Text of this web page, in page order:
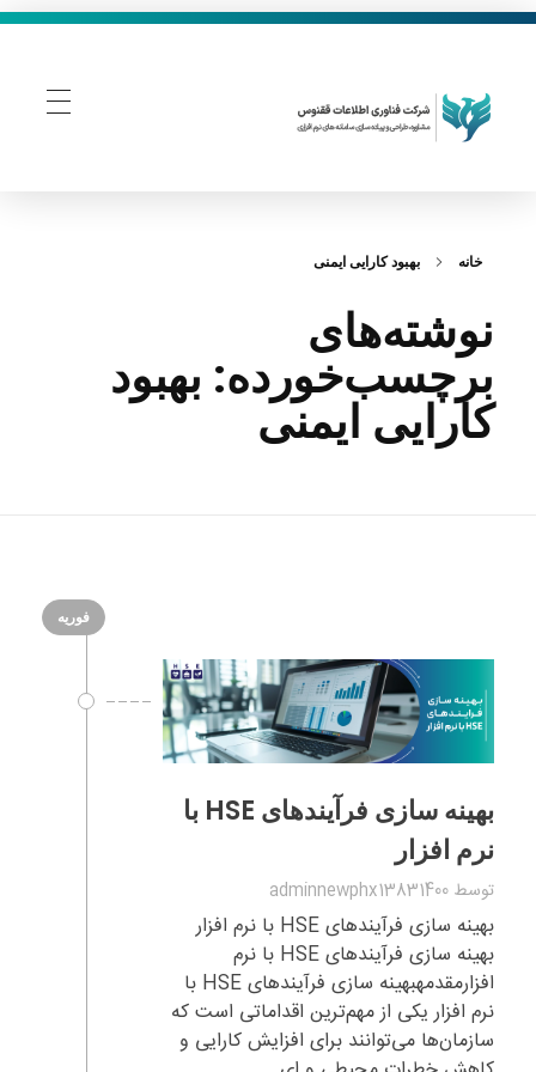
خانه بهبود کارایی ایمنی
نوشته‌های
برچسب‌خورده: بهبود
کارایی ایمنی
فوریه
بهینه سازی فرآیندهای HSE با
نرم افزار
توسط adminnewphx13831400
بهینه سازی فرآیندهای HSE با نرم افزار
بهینه سازی فرآیندهای HSE با نرم
افزارمقدمهبهینه سازی فرآیندهای HSE با
نرم افزار یکی از مهم‌ترین اقداماتی است که
سازمان‌ها می‌توانند برای افزایش کارایی و